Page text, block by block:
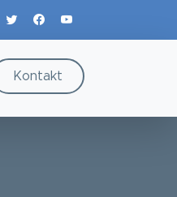
Kontakt